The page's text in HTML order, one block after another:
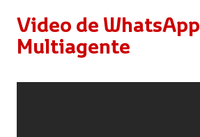
Video de WhatsApp
Multiagente